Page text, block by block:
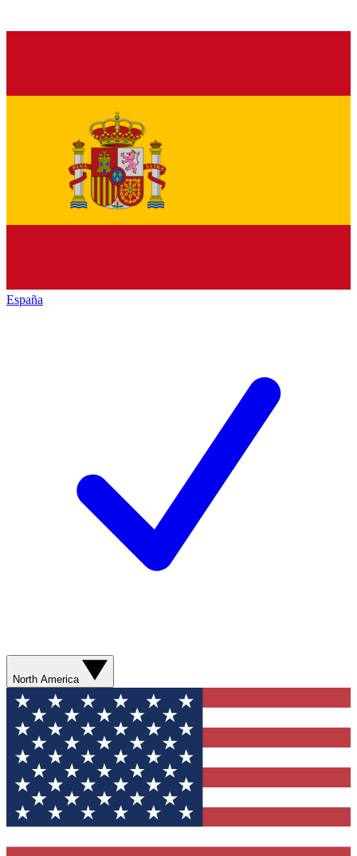
España
North America